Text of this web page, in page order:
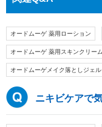
オードムーゲ 薬用ローション
オードムーゲ 薬用スキンクリーム
オードムーゲメイク落としジェル
ニキビケアで